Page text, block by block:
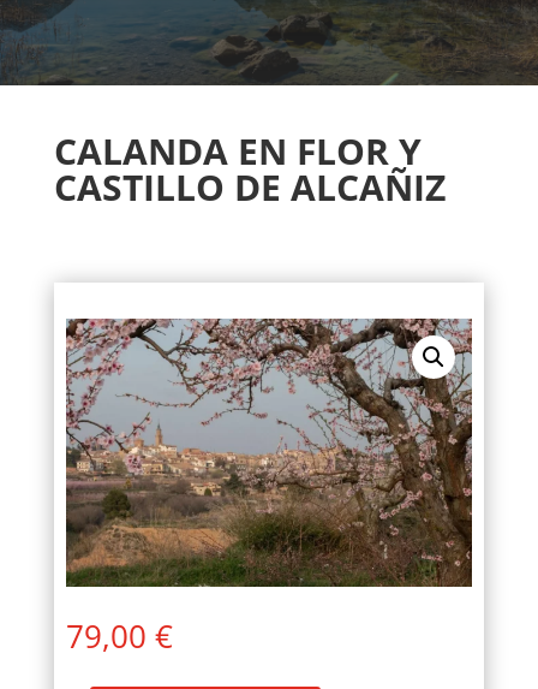
CALANDA EN FLOR Y
CASTILLO DE ALCAÑIZ
79,00 €